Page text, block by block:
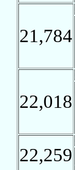
21,784
22,018
22,259